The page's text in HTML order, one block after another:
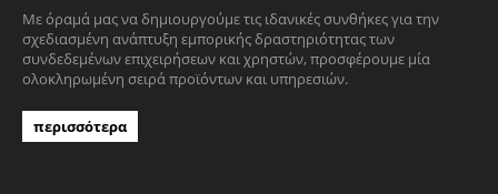
Με όραμά μας να δημιουργούμε τις ιδανικές συνθήκες για την
σχεδιασμένη ανάπτυξη εμπορικής δραστηριότητας των
συνδεδεμένων επιχειρήσεων και χρηστών, προσφέρουμε μία
ολοκληρωμένη σειρά προϊόντων και υπηρεσιών.
περισσότερα